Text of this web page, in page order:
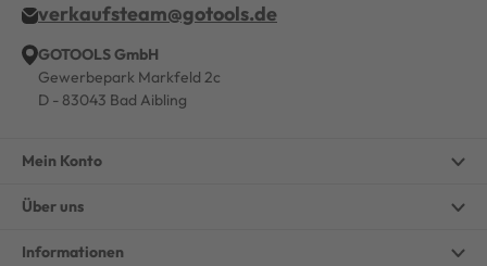
verkaufsteam@gotools.de
GOTOOLS GmbH
Gewerbepark Markfeld 2c
D - 83043 Bad Aibling
Mein Konto
Über uns
Informationen